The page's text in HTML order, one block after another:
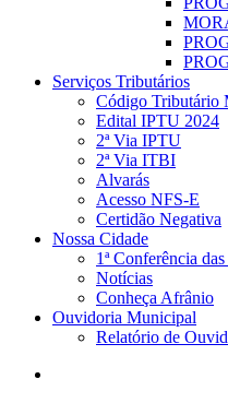
Serviços Tributários
Código Tributário
Edital IPTU 2024
2ª Via IPTU
2ª Via ITBI
Alvarás
Acesso NFS-E
Certidão Negativa
Nossa Cidade
1ª Conferência
Notícias
Conheça Afrânio
Ouvidoria Municipal
Relatório de